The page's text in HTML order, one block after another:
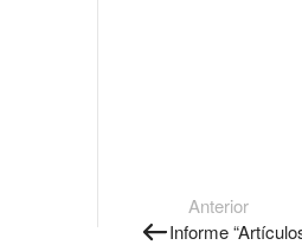
Anterior
Informe